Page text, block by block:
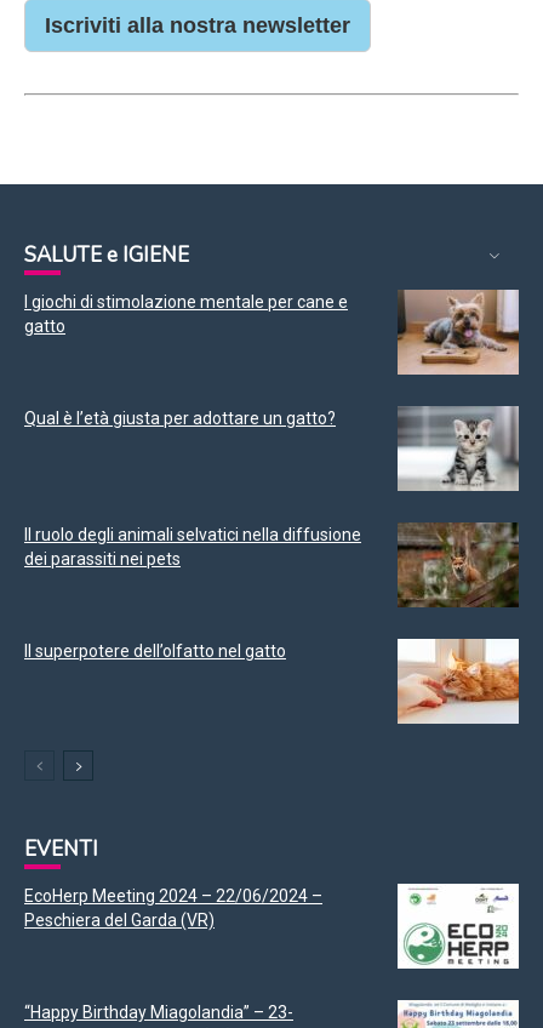
Iscriviti alla nostra newsletter
SALUTE e IGIENE
I giochi di stimolazione mentale per cane e
gatto
Qual è l’età giusta per adottare un gatto?
Il ruolo degli animali selvatici nella diffusione
dei parassiti nei pets
Il superpotere dell’olfatto nel gatto
EVENTI
EcoHerp Meeting 2024 – 22/06/2024 –
Peschiera del Garda (VR)
“Happy Birthday Miagolandia” – 23-